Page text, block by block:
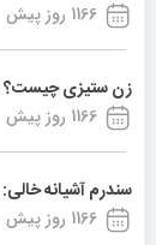
1166 روز پیش
زن ستیزی چیست؟
1166 روز پیش
سندرم آشیانه خالی: 5 علامت و نشانه آن
1166 روز پیش